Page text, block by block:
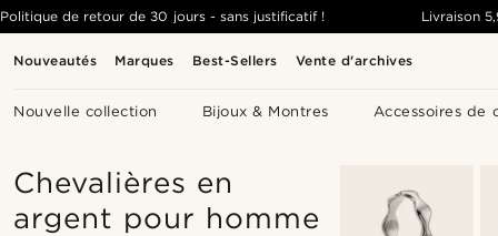
Nouveautés Marques Best-Sellers Vente d'archives
Nouvelle collection Bijoux & Montres Accessoires de
Politique de retour de 30 jours - sans justificatif ! Livraison
Chevalières en
argent pour homme